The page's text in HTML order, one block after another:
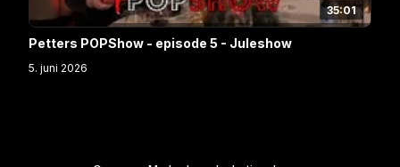
35:01
Petters POPShow - episode 5 - Juleshow
5. juni 2026